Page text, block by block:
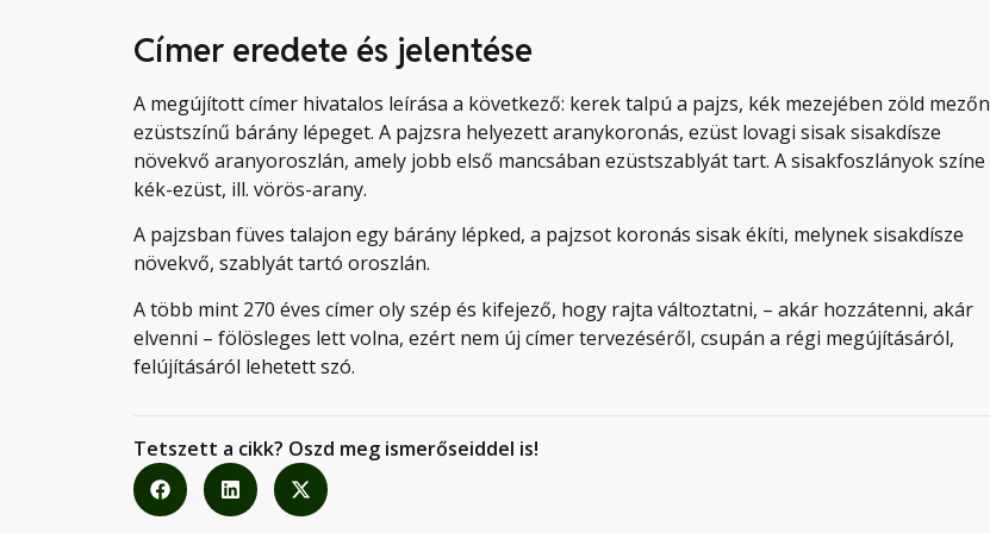
Címer eredete és jelentése
A megújított címer hivatalos leírása a következő: kerek talpú a pajzs, kék mezejében zöld mezőn
ezüstszínű bárány lépeget. A pajzsra helyezett aranykoronás, ezüst lovagi sisak sisakdísze
növekvő aranyoroszlán, amely jobb első mancsában ezüstszablyát tart. A sisakfoszlányok színe
kék-ezüst, ill. vörös-arany.
A pajzsban füves talajon egy bárány lépked, a pajzsot koronás sisak ékíti, melynek sisakdísze
növekvő, szablyát tartó oroszlán.
A több mint 270 éves címer oly szép és kifejező, hogy rajta változtatni, – akár hozzátenni, akár
elvenni – fölösleges lett volna, ezért nem új címer tervezéséről, csupán a régi megújításáról,
felújításáról lehetett szó.
Tetszett a cikk? Oszd meg ismerőseiddel is!